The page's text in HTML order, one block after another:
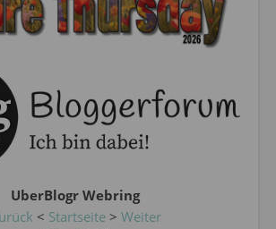
UberBlogr Webring
< Startseite> Weiter